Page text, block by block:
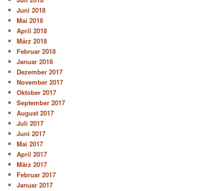
Juni 2018
Mai 2018
April 2018
März 2018
Februar 2018
Januar 2018
Dezember 2017
November 2017
Oktober 2017
September 2017
August 2017
Juli 2017
Juni 2017
Mai 2017
April 2017
März 2017
Februar 2017
Januar 2017